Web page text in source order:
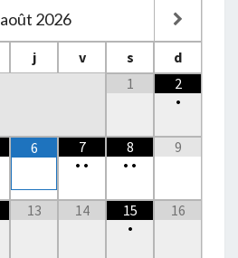
août 2026
j v s
d
1
2
•
6
7
• •
8
• •
9
13 14
15
•
16